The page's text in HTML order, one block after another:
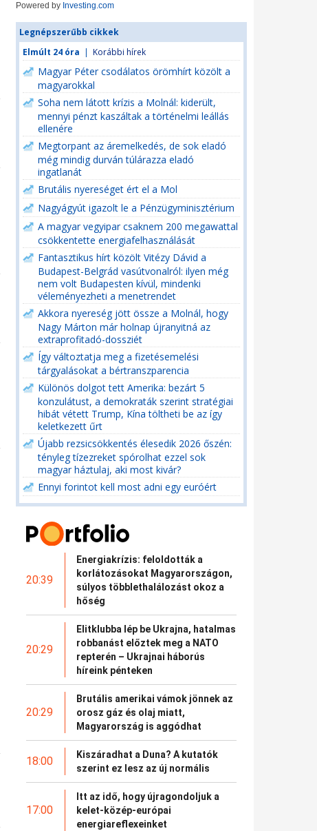
Powered by Investing.com
Legnépszerűbb cikkek
Elmúlt 24 óra | Korábbi hírek
Magyar Péter csodálatos örömhírt közölt a
magyarokkal
Soha nem látott krízis a Molnál: kiderült,
mennyi pénzt kaszáltak a történelmi leállás
ellenére
Megtorpant az áremelkedés, de sok eladó
még mindig durván túlárazza eladó
ingatlanát
Brutális nyereséget ért el a Mol
Nagyágyút igazolt le a Pénzügyminisztérium
A magyar vegyipar csaknem 200 megawattal
csökkentette energiafelhasználását
Fantasztikus hírt közölt Vitézy Dávid a
Budapest-Belgrád vasútvonalról: ilyen még
nem volt Budapesten kívül, mindenki
véleményezheti a menetrendet
Akkora nyereség jött össze a Molnál, hogy
Nagy Márton már holnap újranyitná az
extraprofitadó-dossziét
Így változtatja meg a fizetésemelési
tárgyalásokat a bértranszparencia
Különös dolgot tett Amerika: bezárt 5
konzulátust, a demokraták szerint stratégiai
hibát vétett Trump, Kína töltheti be az így
keletkezett űrt
Újabb rezsicsökkentés élesedik 2026 őszén:
tényleg tízezreket spórolhat ezzel sok
magyar háztulaj, aki most kivár?
Ennyi forintot kell most adni egy euróért
20:39
Energiakrízis: feloldották a
korlátozásokat Magyarországon,
súlyos többlethalálozást okoz a
hőség
20:29
Elitklubba lép be Ukrajna, hatalmas
robbanást előztek meg a NATO
repterén – Ukrajnai háborús
híreink pénteken
20:29
Brutális amerikai vámok jönnek az
orosz gáz és olaj miatt,
Magyarország is aggódhat
18:00
Kiszáradhat a Duna? A kutatók
szerint ez lesz az új normális
17:00
Itt az idő, hogy újragondoljuk a
kelet-közép-európai
energiareflexeinket